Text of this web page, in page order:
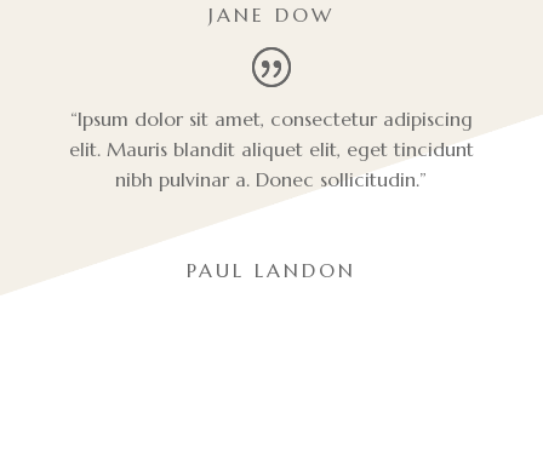
JANE DOW
“Ipsum dolor sit amet, consectetur adipiscing
elit. Mauris blandit aliquet elit, eget tincidunt
nibh pulvinar a. Donec sollicitudin.”
PAUL LANDON